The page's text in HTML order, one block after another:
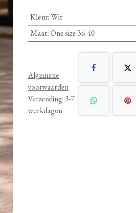
Kleur:Wit
Maat:One size 36-40
Algemene
voorwaarden
Verzending: 3-7
werkdagen